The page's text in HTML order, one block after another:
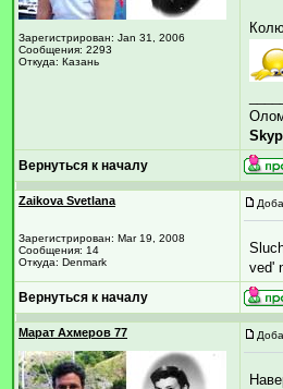
Зарегистрирован: Jan 31, 2006
Сообщения: 2293
Откуда: Казань
Вернуться к началу
Zaikova Svetlana
Зарегистрирован: Mar 19, 2008
Сообщения: 14
Откуда: Denmark
ved'
Вернуться к началу
Марат Ахмеров 77